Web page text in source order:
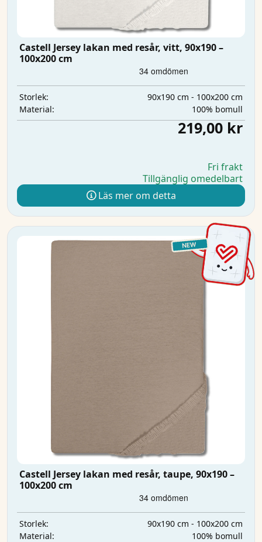
Castell Jersey lakan med resår, vitt, 90x190 –
100x200 cm
Storlek:
90x190 cm - 100x200 cm
Material:
100% bomull
219,00 kr
Fri frakt
Tillgänglig omedelbart
Läs mer om detta
Castell Jersey lakan med resår, taupe, 90x190 –
100x200 cm
Storlek:
90x190 cm - 100x200 cm
Material:
100% bomull